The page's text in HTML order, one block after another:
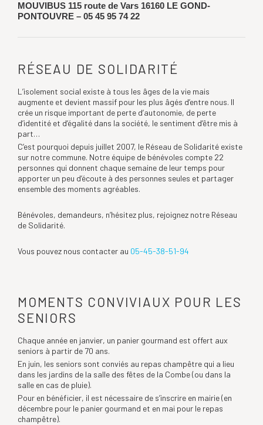
MOUVIBUS 115 route de Vars 16160 LE GOND-
PONTOUVRE – 05 45 95 74 22
RÉSEAU DE SOLIDARITÉ
L’isolement social existe à tous les âges de la vie mais
augmente et devient massif pour les plus âgés d’entre nous. Il
crée un risque important de perte d’autonomie, de perte
d’identité et d’égalité dans la société, le sentiment d’être mis à
part…
C’est pourquoi depuis juillet 2007, le Réseau de Solidarité existe
sur notre commune. Notre équipe de bénévoles compte 22
personnes qui donnent chaque semaine de leur temps pour
apporter un peu d’écoute à des personnes seules et partager
ensemble des moments agréables.
Bénévoles, demandeurs, n’hésitez plus, rejoignez notre Réseau
de Solidarité.
Vous pouvez nous contacter au 05-45-38-51-94
MOMENTS CONVIVIAUX POUR LES
SENIORS
Chaque année en janvier, un panier gourmand est offert aux
seniors à partir de 70 ans.
En juin, les seniors sont conviés au repas champêtre qui a lieu
dans les jardins de la salle des fêtes de la Combe (ou dans la
salle en cas de pluie).
Pour en bénéficier, il est nécessaire de s’inscrire en mairie (en
décembre pour le panier gourmand et en mai pour le repas
champêtre).